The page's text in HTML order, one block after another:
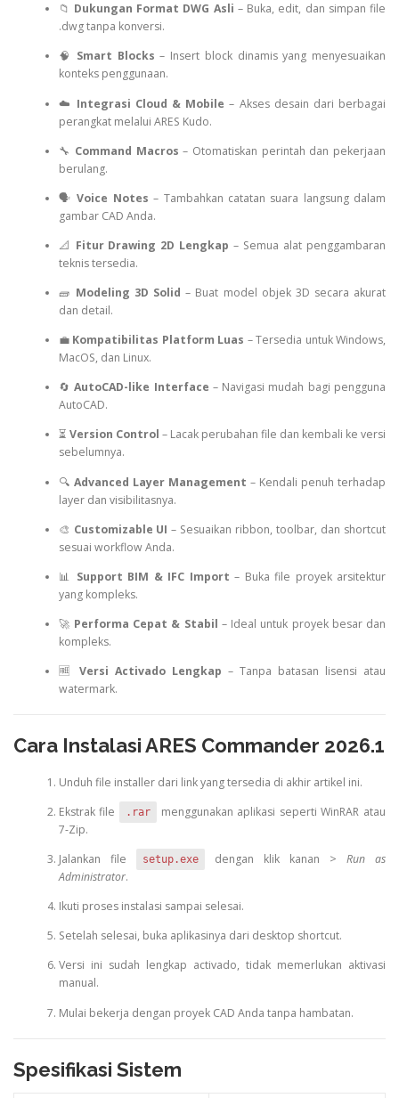
📁 Dukungan Format DWG Asli – Buka, edit, dan simpan file
.dwg tanpa konversi.
🧠 Smart Blocks – Insert block dinamis yang menyesuaikan
konteks penggunaan.
☁️ Integrasi Cloud & Mobile – Akses desain dari berbagai
perangkat melalui ARES Kudo.
🔧 Command Macros – Otomatiskan perintah dan pekerjaan
berulang.
🗣️Voice Notes – Tambahkan catatan suara langsung dalam
gambar CAD Anda.
📐 Fitur Drawing 2D Lengkap – Semua alat penggambaran
teknis tersedia.
🧱 Modeling 3D Solid – Buat model objek 3D secara akurat
dan detail.
💼 Kompatibilitas Platform Luas – Tersedia untuk Windows,
MacOS, dan Linux.
🔄AutoCAD-like Interface – Navigasi mudah bagi pengguna
AutoCAD.
⏳ Version Control – Lacak perubahan file dan kembali ke versi
sebelumnya.
🔍 Advanced Layer Management – Kendali penuh terhadap
layer dan visibilitasnya.
🎨 Customizable UI – Sesuaikan ribbon, toolbar, dan shortcut
sesuai workflow Anda.
📊 Support BIM & IFC Import – Buka file proyek arsitektur
yang kompleks.
🚀 Performa Cepat & Stabil – Ideal untuk proyek besar dan
kompleks.
🆓 Versi Activado Lengkap – Tanpa batasan lisensi atau
watermark.
Cara Instalasi ARES Commander 2026.1
Unduh file installer dari link yang tersedia di akhir artikel ini.
Ekstrak file
.rar
menggunakan aplikasi seperti WinRAR atau
7-Zip.
Jalankan file
setup.exe dengan klik kanan > Run as
Administrator.
Ikuti proses instalasi sampai selesai.
Setelah selesai, buka aplikasinya dari desktop shortcut.
Versi ini sudah lengkap activado, tidak memerlukan aktivasi
manual.
Mulai bekerja dengan proyek CAD Anda tanpa hambatan.
Spesifikasi Sistem